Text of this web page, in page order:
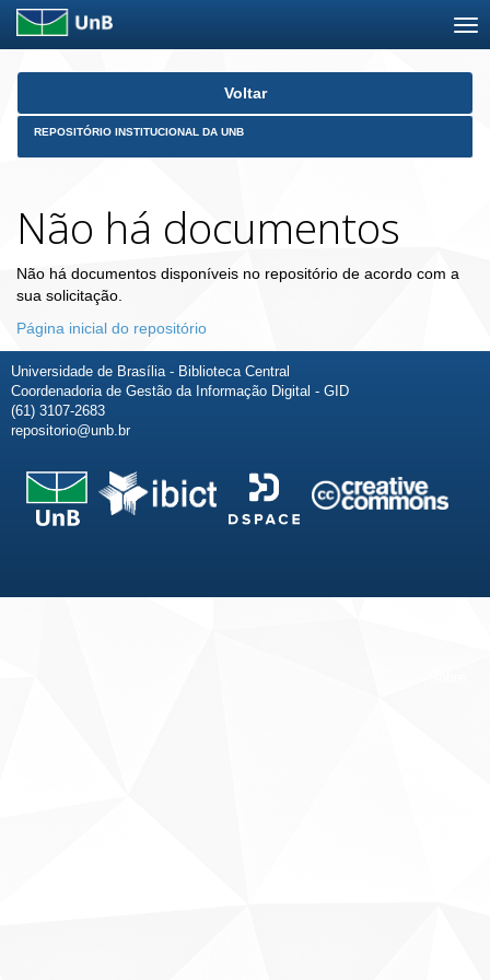
Skip
Voltar
REPOSITÓRIO INSTITUCIONAL DA UNB
Não há documentos
Não há documentos disponíveis no repositório de acordo com a
sua solicitação.
Página inicial do repositório
Universidade de Brasília - Biblioteca Central
Coordenadoria de Gestão da Informação Digital - GID
(61) 3107-2683
repositorio@unb.br